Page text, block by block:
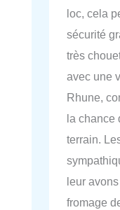
loc, cela
sécurité
très
avec une
Rhune,
la chance
terrain.
leur
fromage